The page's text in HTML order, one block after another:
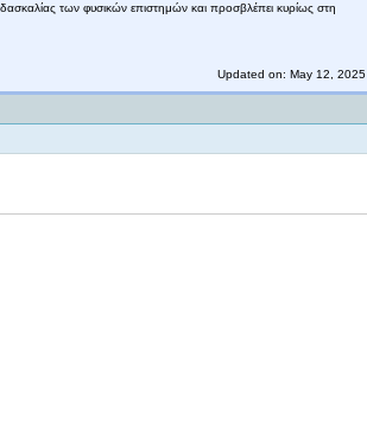
των φυσικών επιστημών και προσβλέπει κυρίως στη
Updated on: May 12, 2025